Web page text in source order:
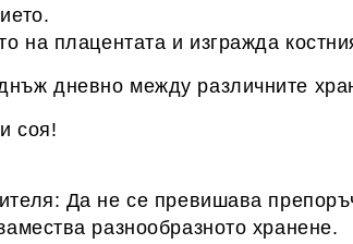
на плацентата и изгражда
дневно между различните
соя!
Да не се превишава
разнообразното хранене.